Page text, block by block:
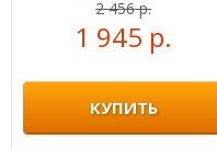
2 456 р.
1 945 р.
КУПИТЬ